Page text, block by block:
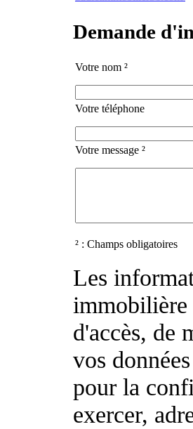
Demande
Votre nom ²
Votre téléphone
Votre message ²
² : Champs obligatoires
Les
immobilière
d'accès, de
vos
pour la
exercer,